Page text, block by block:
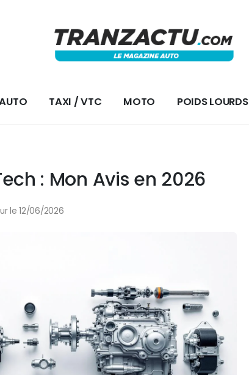
TAXI / VTC MOTO POIDS LOURDS
: Mon Avis en 2026
le 12/06/2026